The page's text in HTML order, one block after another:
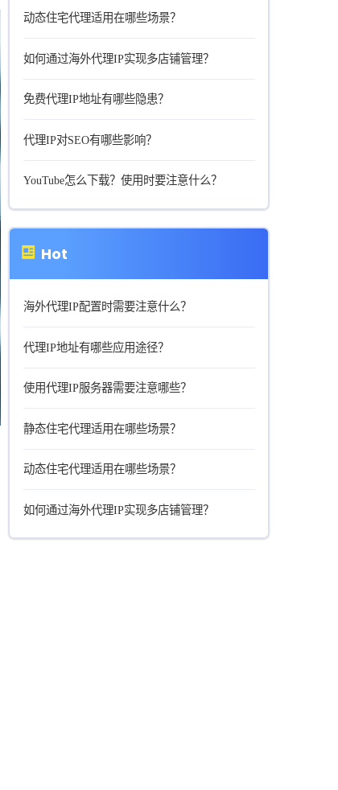
动态住宅代理适用在哪些场景？
如何通过海外代理IP实现多店铺管理？
免费代理IP地址有哪些隐患？
代理IP对SEO有哪些影响？
YouTube怎么下载？使用时要注意什么？
Hot
海外代理IP配置时需要注意什么？
代理IP地址有哪些应用途径？
使用代理IP服务器需要注意哪些？
静态住宅代理适用在哪些场景？
动态住宅代理适用在哪些场景？
如何通过海外代理IP实现多店铺管理？